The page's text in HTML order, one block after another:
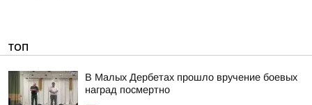
ТОП
В Малых Дербетах прошло вручение боевых
наград посмертно